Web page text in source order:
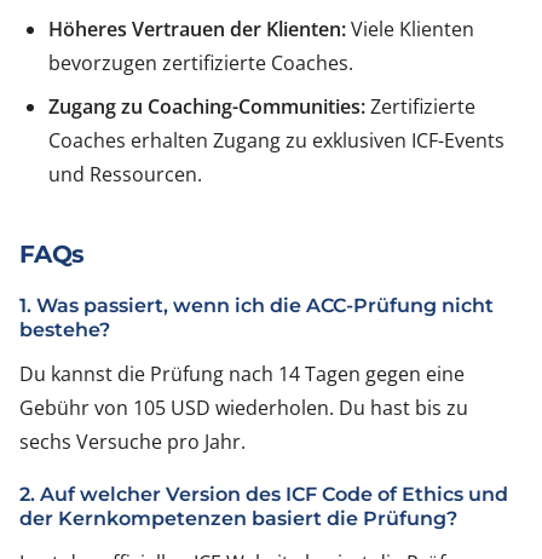
Höheres Vertrauen der Klienten:Viele Klienten
bevorzugen zertifizierte Coaches.
Zugang zu Coaching-Communities:Zertifizierte
Coaches erhalten Zugang zu exklusiven ICF-Events
und Ressourcen.
FAQs
1. Was passiert, wenn ich die ACC-Prüfung nicht
bestehe?
Du kannst die Prüfung nach 14 Tagen gegen eine
Gebühr von 105 USD wiederholen. Du hast bis zu
sechs Versuche pro Jahr.
2. Auf welcher Version des ICF Code of Ethics und
der Kernkompetenzen basiert die Prüfung?